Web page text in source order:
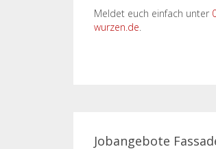
Meldet euch einfach unter
wurzen.de.
Jobangebote